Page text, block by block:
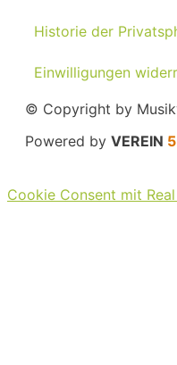
Historie der
Einwilligungen
© Copyright by
Powered by VEREIN
Cookie Consent mit